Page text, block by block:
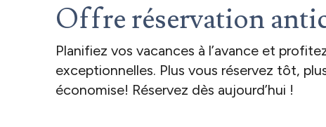
Offre réservation
Planifiez vos vacances à l’avance et
exceptionnelles. Plus vous réservez tôt,
économise! Réservez dès aujourd’hui !